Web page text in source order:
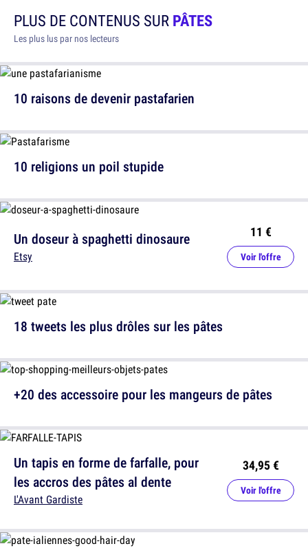
PLUS DE CONTENUS SURPÂTES
Les plus lus par nos lecteurs
10 raisons de devenir pastafarien
Un doseur à spaghetti dinosaure
Etsy
11 €
Voir l'offre
+20 des accessoire pour les mangeurs de pâtes
10 religions un poil stupide
18 tweets les plus drôles sur les pâtes
Un tapis en forme de farfalle, pour
les accros des pâtes al dente
L'Avant Gardiste
34,95 €
Voir l'offre